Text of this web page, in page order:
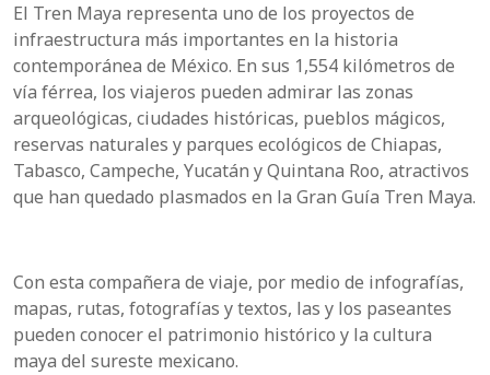
El Tren Maya representa uno de los proyectos de
infraestructura más importantes en la historia
contemporánea de México. En sus 1,554 kilómetros de
vía férrea, los viajeros pueden admirar las zonas
arqueológicas, ciudades históricas, pueblos mágicos,
reservas naturales y parques ecológicos de Chiapas,
Tabasco, Campeche, Yucatán y Quintana Roo, atractivos
que han quedado plasmados en la Gran Guía Tren Maya.
Con esta compañera de viaje, por medio de infografías,
mapas, rutas, fotografías y textos, las y los paseantes
pueden conocer el patrimonio histórico y la cultura
maya del sureste mexicano.